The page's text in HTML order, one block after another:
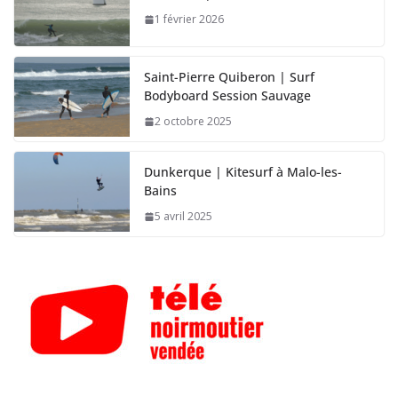
1 février 2026
Saint-Pierre Quiberon | Surf
Bodyboard Session Sauvage
2 octobre 2025
Dunkerque | Kitesurf à Malo-les-
Bains
5 avril 2025